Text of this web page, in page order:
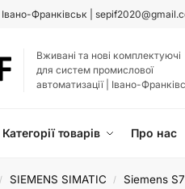
Франківськ |
Вживані та нові комплектуючі
для систем промислової
автоматизації | Івано-
Категорії товарів Про нас
/ SIEMENS SIMATIC / Siemens